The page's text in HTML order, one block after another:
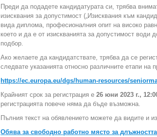
Преди да подадете кандидатурата си, трябва
изисквания за допустимост („Изисквания към
вида диплома, професионалния опит на високо
което и да е от изискванията за допустимост води
подбор.
Ако желаете да кандидатствате, трябва да се
следвате указанията относно различните етапи на
https://ec.europa.eu/dgs/human-resources/
Крайният срок за регистрация е 26 юни 2023 г.,
регистрацията повече няма да бъде възможна.
Пълния текст на обявлението можете да видите и
Обява за свободно работно място за